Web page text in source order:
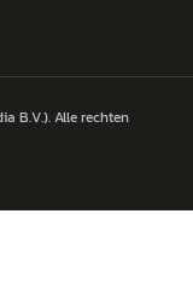
B.V.). Alle rechten